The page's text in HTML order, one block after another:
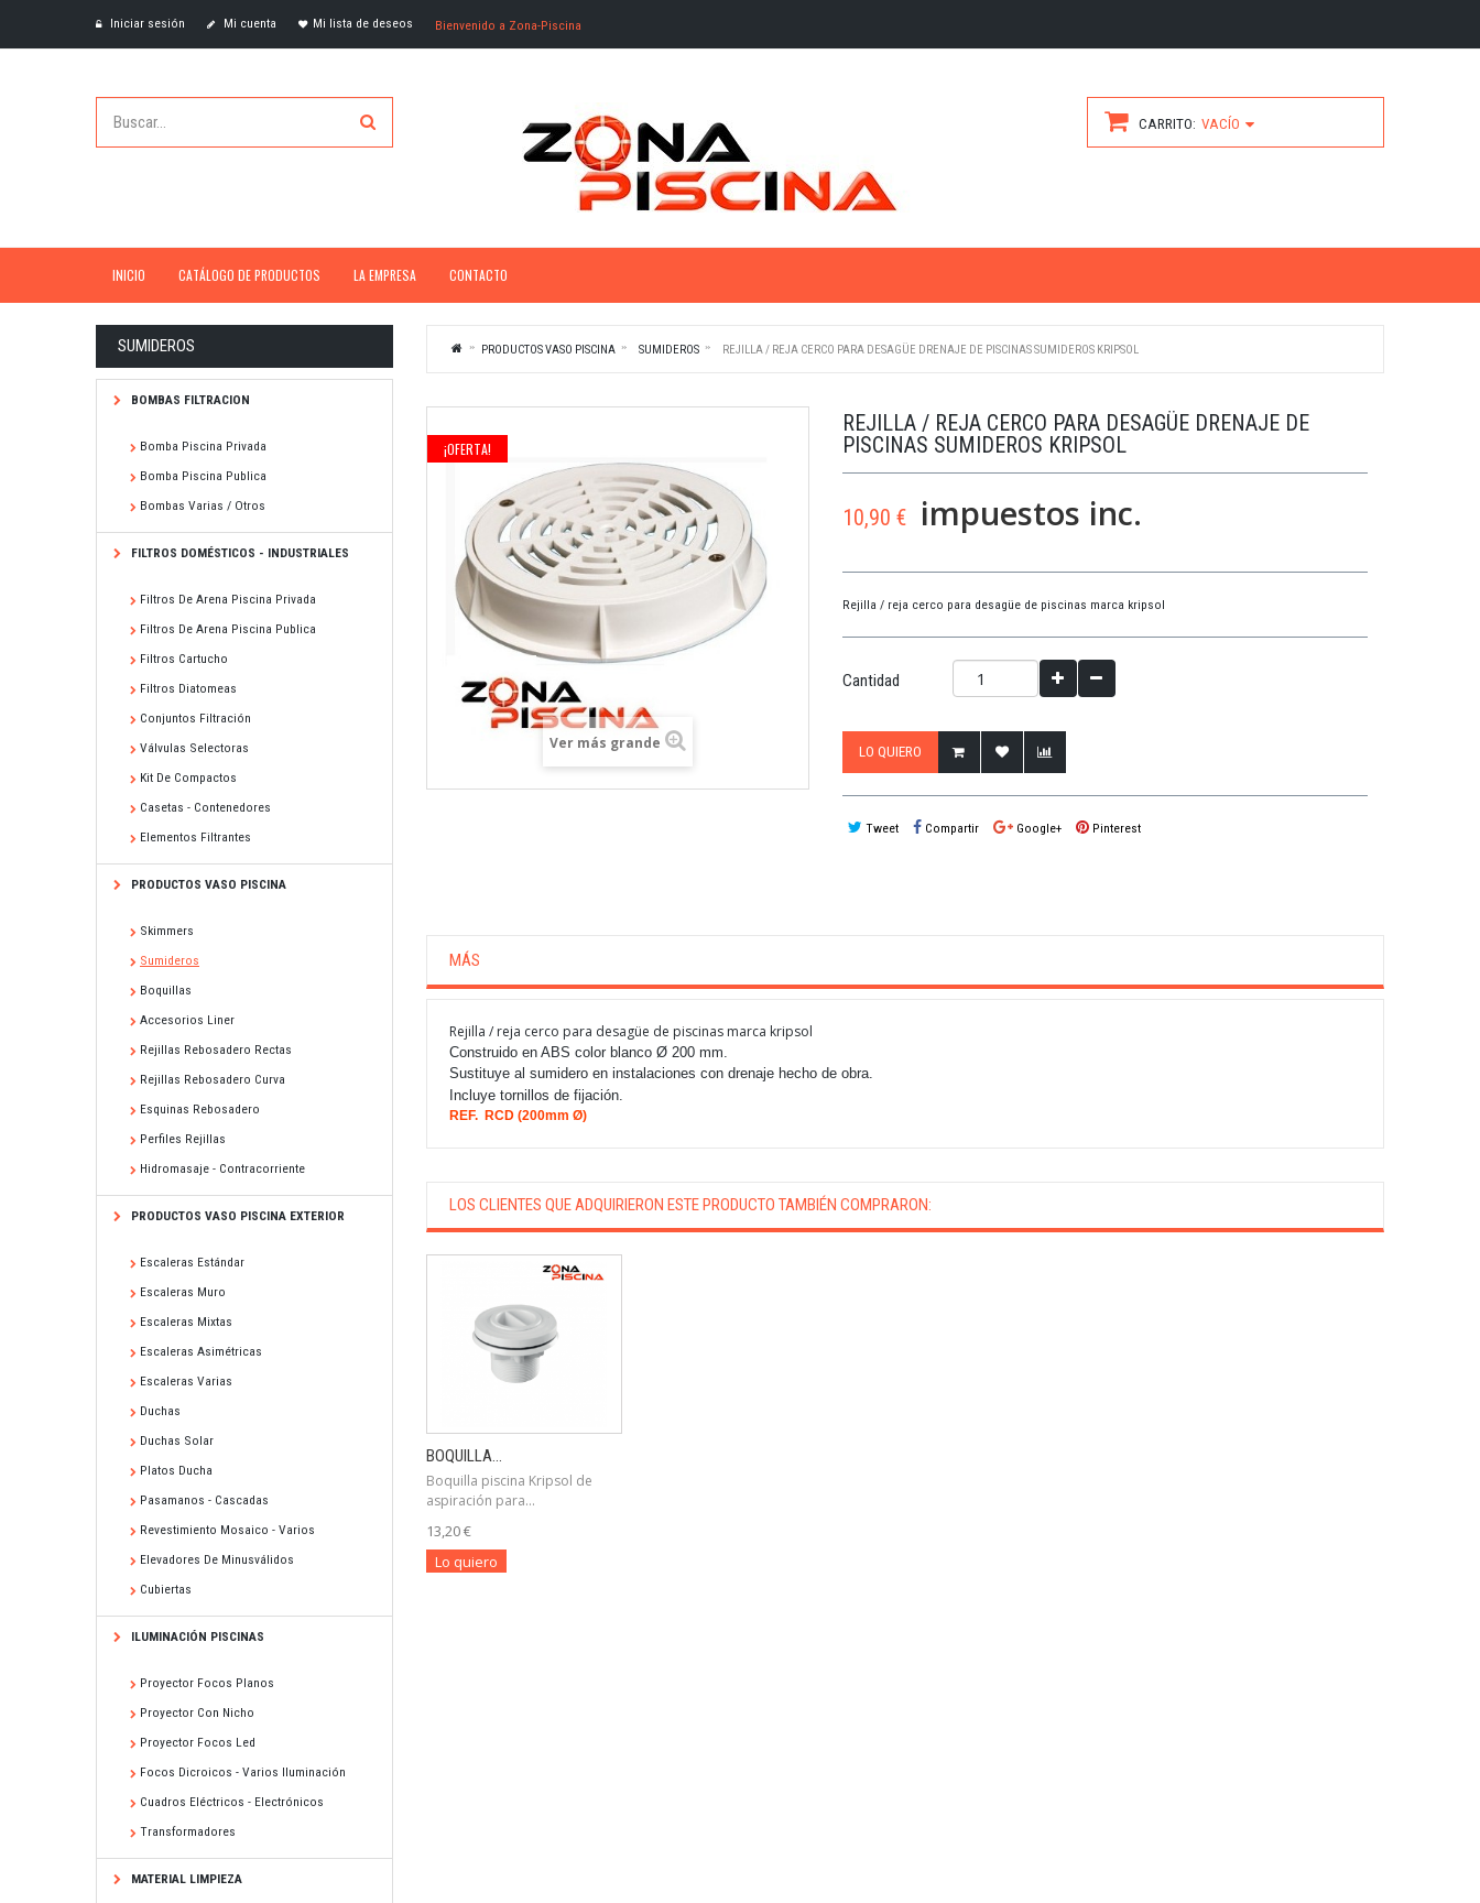
Iniciar sesión Mi cuenta Mi lista de deseos Bienvenido a Zona-Piscina
CARRITO VACÍO
INICIO CATÁLOGO DE PRODUCTOS LA EMPRESA CONTACTO
SUMIDEROS
BOMBAS FILTRACION
Bomba Piscina Privada
Bomba Piscina Publica
Bombas Varias / Otros
FILTROS DOMÉSTICOS - INDUSTRIALES
Filtros De Arena Piscina Privada
Filtros De Arena Piscina Publica
Filtros Cartucho
Filtros Diatomeas
Conjuntos Filtración
Válvulas Selectoras
Kit De Compactos
Casetas - Contenedores
Elementos Filtrantes
PRODUCTOS VASO PISCINA
Skimmers
Sumideros
Boquillas
Accesorios Liner
Rejillas Rebosadero Rectas
Rejillas Rebosadero Curva
Esquinas Rebosadero
Perfiles Rejillas
Hidromasaje - Contracorriente
PRODUCTOS VASO PISCINA EXTERIOR
Escaleras Estándar
Escaleras Muro
Escaleras Mixtas
Escaleras Asimétricas
Escaleras Varias
Duchas
Duchas Solar
Platos Ducha
Pasamanos - Cascadas
Revestimiento Mosaico - Varios
Elevadores De Minusválidos
Cubiertas
ILUMINACIÓN PISCINAS
Proyector Focos Planos
Proyector Con Nicho
Proyector Focos Led
Focos Dicroicos - Varios Iluminación
Cuadros Eléctricos - Electrónicos
Transformadores
MATERIAL LIMPIEZA
PRODUCTOS VASO PISCINA SUMIDEROS REJILLA / REJA CERCO PARA DESAGÜE DRENAJE DE PISCINAS SUMIDEROS KRIPSOL
¡OFERTA!
Ver más grande
REJILLA / REJA CERCO PARA DESAGÜE DRENAJE DE
PISCINAS SUMIDEROS KRIPSOL
10,90 € impuestos inc.
Rejilla / reja cerco para desagüe de piscinas marca kripsol
Cantidad
LO QUIERO
Tweet Compartir Google+ Pinterest
MÁS
Rejilla / reja cerco para desagüe de piscinas marca kripsol
Construido en ABS color blanco Ø 200 mm.
Sustituye al sumidero en instalaciones con drenaje hecho de obra.
Incluye tornillos de fijación.
REF. RCD (200mm Ø)
LOS CLIENTES QUE ADQUIRIERON ESTE PRODUCTO TAMBIÉN COMPRARON:
BOQUILLA...
Boquilla piscina Kripsol de
aspiración para...
13,20 €
Lo quiero